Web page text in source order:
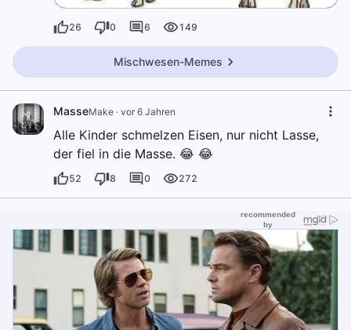
26 0 6 149
Mischwesen-Memes
MasseMake · vor 6 Jahren
Alle Kinder schmelzen Eisen, nur nicht Lasse,
der fiel in die Masse. 😂 😂
52 8 0 272